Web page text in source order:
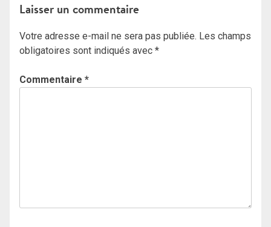
Laisser un commentaire
Votre adresse e-mail ne sera pas publiée. Les champs
obligatoires sont indiqués avec *
Commentaire *